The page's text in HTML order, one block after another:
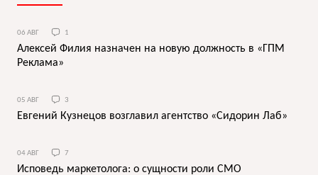
06 АВГ 1
Алексей Филия назначен на новую должность в «ГПМ
Реклама»
05 АВГ 3
Евгений Кузнецов возглавил агентство «Сидорин Лаб»
04 АВГ 7
Исповедь маркетолога: о сущности роли СМО